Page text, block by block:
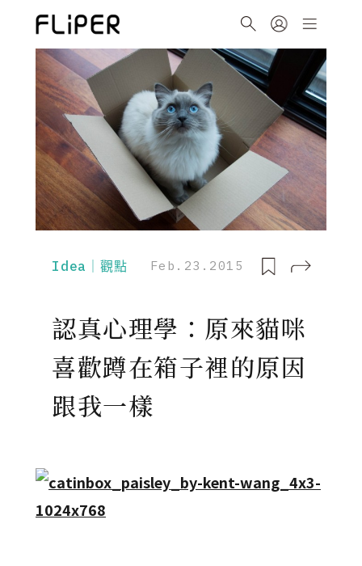
Idea｜觀點 Feb.23.2015
認真心理學：原來貓咪
喜歡蹲在箱子裡的原因
跟我一樣